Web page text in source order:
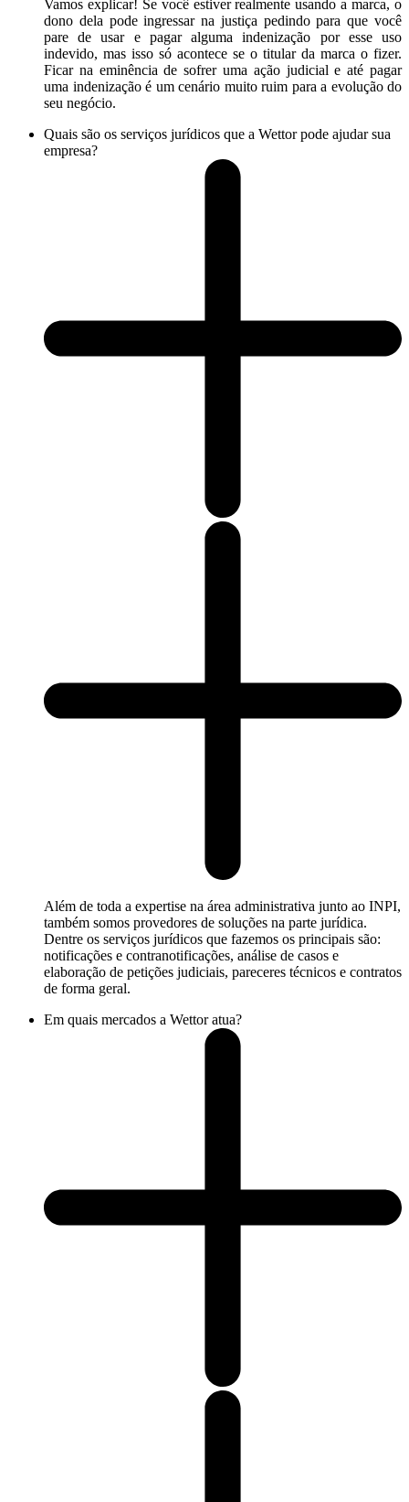
Vamos explicar! Se você estiver realmente usando a marca, o
dono dela pode ingressar na justiça pedindo para que você
pare de usar e pagar alguma indenização por esse uso
indevido, mas isso só acontece se o titular da marca o fizer.
Ficar na eminência de sofrer uma ação judicial e até pagar
uma indenização é um cenário muito ruim para a evolução do
seu negócio.
Quais são os serviços jurídicos que a Wettor pode ajudar sua
empresa?
Além de toda a expertise na área administrativa junto ao INPI,
também somos provedores de soluções na parte jurídica.
Dentre os serviços jurídicos que fazemos os principais são:
notificações e contranotificações, análise de casos e
elaboração de petições judiciais, pareceres técnicos e contratos
de forma geral.
Em quais mercados a Wettor atua?